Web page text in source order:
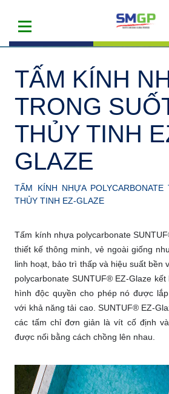
TẤM KÍNH
TRONG
THỦY TINH
GLAZE
TẤM KÍNH NHỰA
THỦY TINH EZ-GLAZE
Tấm kính nhựa polycarbonate
thiết kế thông minh, vẻ ngoài giống
linh hoạt, bảo trì thấp và hiệu suất bền
polycarbonate SUNTUF® EZ-Glaze
hình độc quyền cho phép nó được
với khả năng tải cao. SUNTUF® EZ-
các tấm chỉ đơn giản là vít cố định
được nối bằng cách chồng lên nhau.